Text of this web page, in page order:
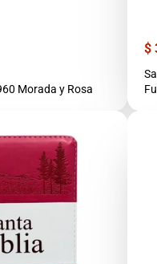
Morada y Rosa
$